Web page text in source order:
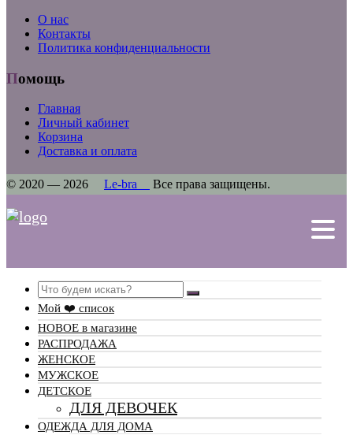
О нас
Контакты
Политика конфиденциальности
Помощь
Главная
Личный кабинет
Корзина
Доставка и оплата
© 2020 — 2026 Le-bra Все права защищены.
Search
Мой ❤️ список
НОВОЕ в магазине
РАСПРОДАЖА
ЖЕНСКОЕ
МУЖСКОЕ
ДЕТСКОЕ
ДЛЯ ДЕВОЧЕК
ОДЕЖДА ДЛЯ ДОМА